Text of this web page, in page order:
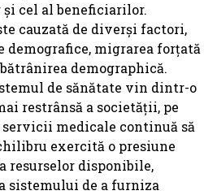
cel al beneficiarilor.
cauzată de diverși factori,
migrarea forțată
demographică.
de sănătate vin dintr-o
restrânsă a societății, pe
servicii medicale continuă să
exercită o presiune
resurselor disponibile,
sistemului de a furniza